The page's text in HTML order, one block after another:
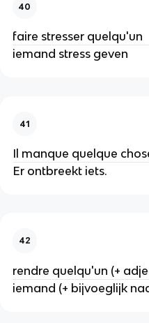
40
faire stresser quelqu'un
iemand stress geven
41
Il manque quelque
Er ontbreekt iets.
42
rendre quelqu'un (+
iemand (+ bijvoeglijk